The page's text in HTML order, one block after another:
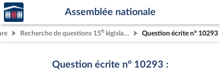
Aller au contenu
Aller en bas de la page
Accèder
à la
page
d'accueil
Assemblée nationale
Recherche de questions 15e législature Question écrite n° 10293
Question écrite n° 10293 :